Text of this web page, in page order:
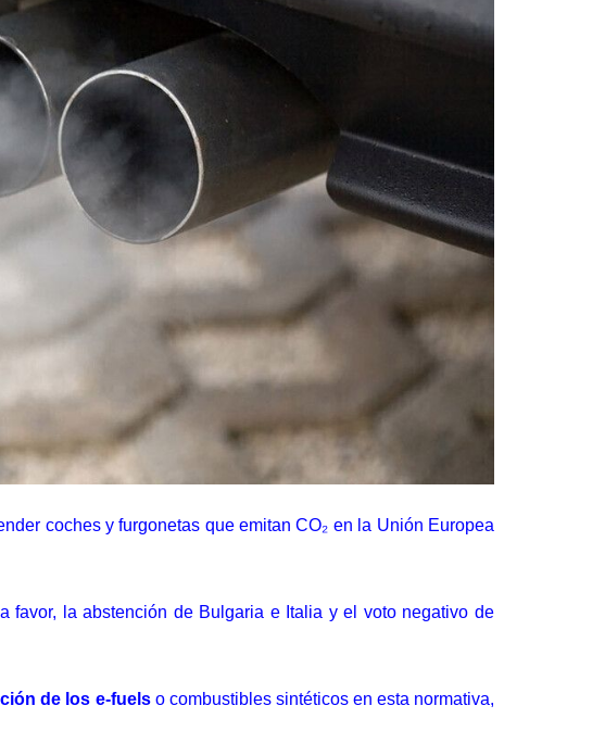
coches y furgonetas que emitan CO₂ en la Unión Europea
favor, la abstención de Bulgaria e Italia y el voto negativo de
de los e-fuelso combustibles sintéticos en esta normativa,